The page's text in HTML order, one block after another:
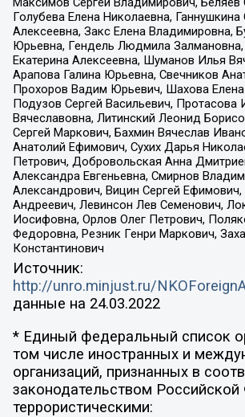
Голубева Елена Николаевна, Ганнушкина
Алексеевна, Закс Елена Владимировна,
Юрьевна, Гендель Людмила
Екатерина Алексеевна, Шуманов Илья
Арапова Галина Юрьевна, Свечников
Прохоров Вадим Юрьевич, Шахова
Подузов Сергей Васильевич, Протасова
Вячеславовна, Литинский Леонид
Сергей Маркович, Бахмин Вячеслав
Анатолий Ефимович, Сухих Дарья
Петрович, Добровольская Анна
Александра Евгеньевна, Смирнов
Александрович, Вицин Сергей
Андреевич, Левинсон Лев Семенович,
Иосифовна, Орлов Олег Петрович,
Федоровна, Резник Генри Маркович,
Константинович
Источник:
http://unro.minjust.ru/
данные на 24.03.2022
* Единый федеральный список
том числе иностранных и
организаций, признанных в
законодательством
террористическими: